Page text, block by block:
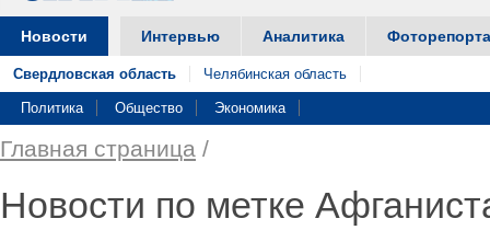
Новости Интервью Аналитика
Свердловская область Челябинская область
Политика Общество Экономика
Главная страница /
Новости по метке